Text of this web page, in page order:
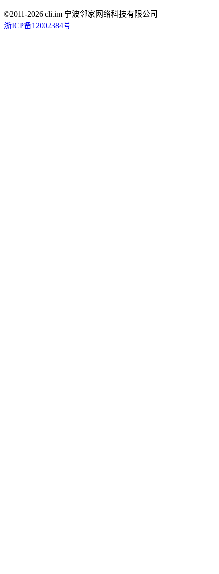
©2011-2026 cli.im 宁波邻家网络科技有限公司
浙ICP备12002384号